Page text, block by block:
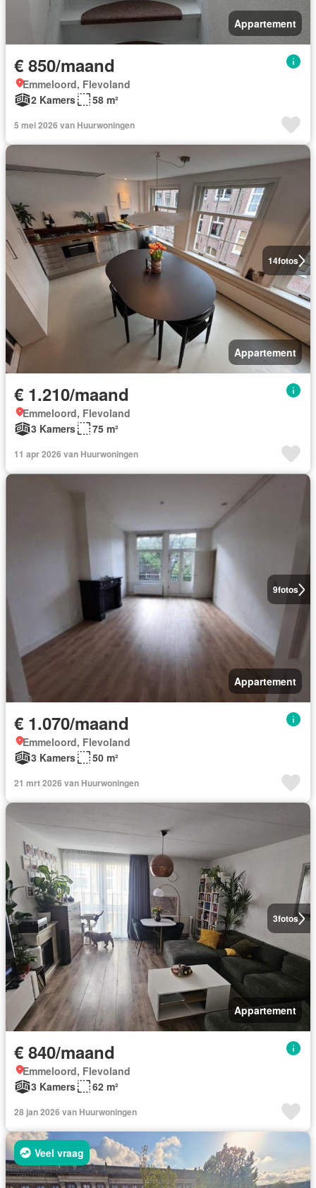
Appartement
€ 850/maand
Emmeloord, Flevoland
2 Kamers
58 m²
5 mei 2026 van Huurwoningen
14fotos
Appartement
€ 1.210/maand
Emmeloord, Flevoland
3 Kamers
75 m²
11 apr 2026 van Huurwoningen
9fotos
Appartement
€ 1.070/maand
Emmeloord, Flevoland
3 Kamers
50 m²
21 mrt 2026 van Huurwoningen
3fotos
Appartement
€ 840/maand
Emmeloord, Flevoland
3 Kamers
62 m²
28 jan 2026 van Huurwoningen
Veel vraag